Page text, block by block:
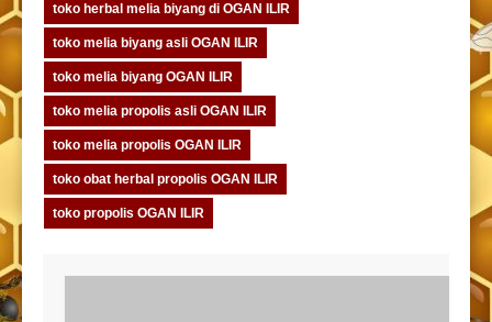
toko herbal melia biyang di OGAN ILIR
toko melia biyang asli OGAN ILIR
toko melia biyang OGAN ILIR
toko melia propolis asli OGAN ILIR
toko melia propolis OGAN ILIR
toko obat herbal propolis OGAN ILIR
toko propolis OGAN ILIR